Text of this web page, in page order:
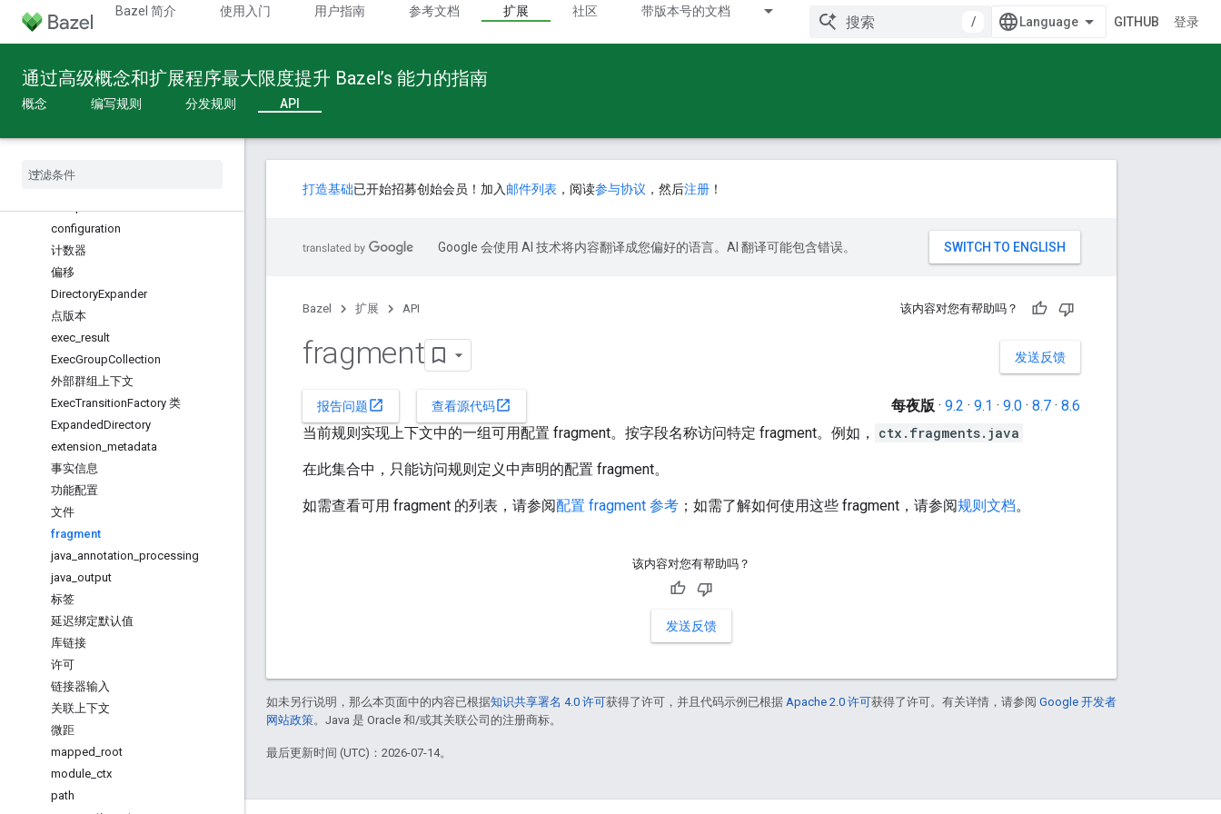
Bazel 简介 使用入门 用户指南 参考文档 扩展 社区 带版本号的文档
/ GITHUB 登录
通过高级概念和扩展程序最大限度提升 Bazel’s 能力的指南
概念 编写规则 分发规则 API
Apple_Platform
参数
Attribute
bazel_module
构建设置
Cc Linking
configuration
计数器
偏移
DirectoryExpander
点版本
exec result
ExecGroupCollection
外部群组上下文
ExecTransitionFactory 类
ExpandedDirectory
extension metadata
事实信息
功能配置
文件
fragment
java annotation processing
java output
标签
延迟绑定默认值
库链接
许可
链接器输入
关联上下文
微距
mapped root
module ctx
path
打造基础已开始招募创始会员！加入 邮件列表 ，阅读参与协议 ，然后注册 ！
Google 会使用 AI 技术将内容翻译成您偏好的语言。AI 翻译可能包含错误。
Bazel 扩展 API 该内容对您有帮助吗？
发送反馈
fragment
报告问题 open_in_new 查看源代码open_in_new 每夜版 · 9.2 · 9.1 · 9.0 · 8.7 · 8.6
当前规则实现上下文中的一组可用配置 fragment。按字段名称访问特定 fragment。例如，
ctx.fragments.java
在此集合中，只能访问规则定义中声明的配置 fragment。
如需查看可用 fragment 的列表，请参阅配置 fragment 参考 ；如需了解如何使用这些 fragment，请参阅规则文档。
该内容对您有帮助吗？
发送反馈
如未另行说明，那么本页面中的内容已根据知识共享署名 4.0 许可获得了许可，并且代码示例已根据 Apache 2.0 许可获得了许可。有关详情，请参阅 Google 开发者
网站政策。Java 是 Oracle 和/或其关联公司的注册商标。
最后更新时间 (UTC)：2026-07-14。